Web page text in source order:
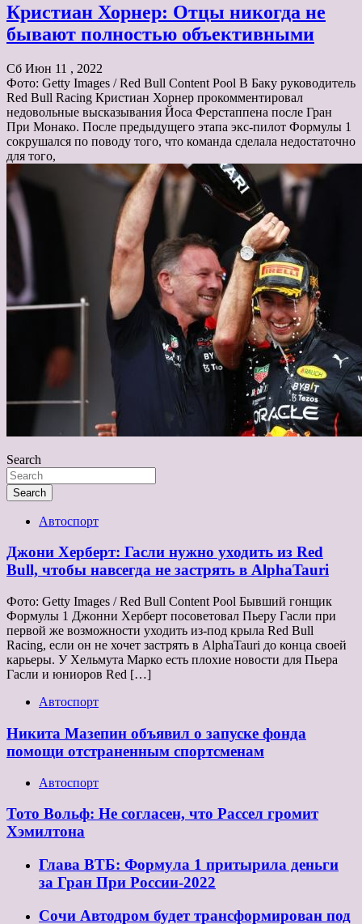
Кристиан Хорнер: Отцы никогда не
бывают полностью объективными
Сб Июн 11 , 2022
Фото: Getty Images / Red Bull Content Pool В Баку руководитель
Red Bull Racing Кристиан Хорнер прокомментировал
недовольные высказывания Йоса Ферстаппена после Гран
При Монако. После предыдущего этапа экс-пилот Формулы 1
сокрушался по поводу того, что команда сделала недостаточно
для того,
Search
Search
Автоспорт
Джони Херберт: Гасли нужно уходить из Red
Bull, чтобы навсегда не застрять в AlphaTauri
Фото: Getty Images / Red Bull Content Pool Бывший гонщик
Формулы 1 Джонни Херберт посоветовал Пьеру Гасли при
первой же возможности уходить из-под крыла Red Bull
Racing, если он не хочет застрять в AlphaTauri до конца своей
карьеры. У Хельмута Марко есть плохие новости для Пьера
Гасли и юниоров Red […]
Автоспорт
Никита Мазепин объявил о запуске фонда
помощи отстраненным спортсменам
Автоспорт
Тото Вольф: Не согласен, что Рассел громит
Хэмилтона
Глава ВТБ: Формула 1 притырила деньги
за Гран При России-2022
Сочи Автодром будет трансформирован под